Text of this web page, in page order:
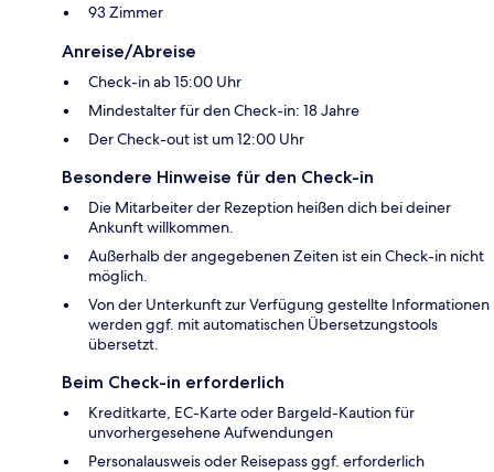
93 Zimmer
Anreise/Abreise
Check-in ab 15:00 Uhr
Mindestalter für den Check-in: 18 Jahre
Der Check-out ist um 12:00 Uhr
Besondere Hinweise für den Check-in
Die Mitarbeiter der Rezeption heißen dich bei deiner
Ankunft willkommen.
Außerhalb der angegebenen Zeiten ist ein Check-in nicht
möglich.
Von der Unterkunft zur Verfügung gestellte Informationen
werden ggf. mit automatischen Übersetzungstools
übersetzt.
Beim Check-in erforderlich
Kreditkarte, EC-Karte oder Bargeld-Kaution für
unvorhergesehene Aufwendungen
Personalausweis oder Reisepass ggf. erforderlich